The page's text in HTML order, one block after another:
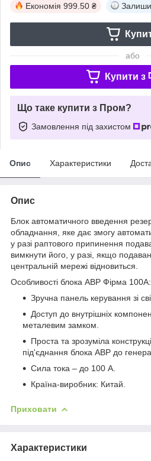
Економія 999.50 ₴
або
Купити з
Що таке купити з Пром?
Замовлення під захистом
Опис Характеристики
Опис
Блок автоматичного введення
обладнання, яке дає змогу
у разі раптового припинення
вимкнути його, у разі, якщо
центральній мережі відновиться.
Особливості блока АВР Фірма 100А:
Зручна панель керування зі
Доступ до внутрішніх
металевим замком.
Проста та зрозуміла
під'єднання блока АВР до
Сила тока – до 100 А.
Країна-виробник: Китай.
Приховати
Характеристики